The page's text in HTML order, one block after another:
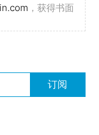
，获得书面
订阅